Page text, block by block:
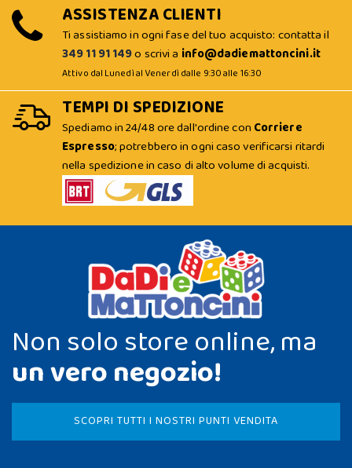
ASSISTENZA CLIENTI
Ti assistiamo in ogni fase del tuo acquisto: contatta il
349 11 91 149o scrivi a info@dadiemattoncini.it
Attivo dal Lunedì al Venerdì dalle 9:30 alle 16:30
TEMPI DI SPEDIZIONE
Spediamo in 24/48 ore dall'ordine con Corriere
Espresso; potrebbero in ogni caso verificarsi ritardi
nella spedizione in caso di alto volume di acquisti.
Non solo store online, ma
un vero negozio!
SCOPRI TUTTI I NOSTRI PUNTI VENDITA